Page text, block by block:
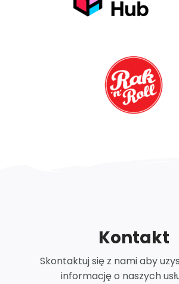
Kontakt
Skontaktuj się z nami aby
informację o naszych